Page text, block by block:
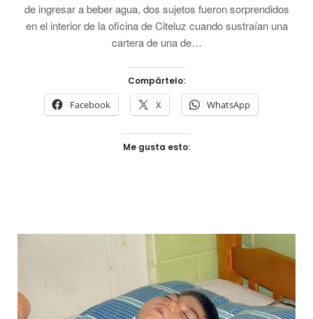
de ingresar a beber agua, dos sujetos fueron sorprendidos
en el interior de la oficina de Citeluz cuando sustraían una
cartera de una de…
Compártelo:
Facebook X WhatsApp
Me gusta esto: